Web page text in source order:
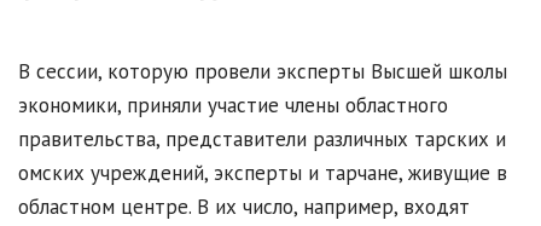
В сессии, которую провели эксперты Высшей школы
экономики, приняли участие члены областного
правительства, представители различных тарских и
омских учреждений, эксперты и тарчане, живущие в
областном центре. В их число, например, входят